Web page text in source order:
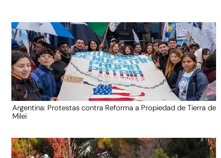
Argentina: Protestas contra Reforma a Propiedad de Tierra de
Milei